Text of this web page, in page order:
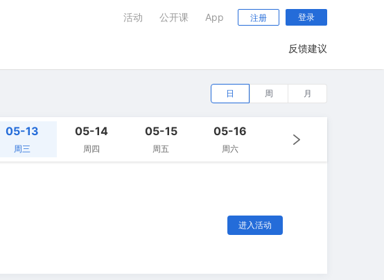
注册 登录
活动 公开课 App
反馈建议
日 周 月
05-13
周三
05-14
周四
05-15
周五
05-16
周六
进入活动